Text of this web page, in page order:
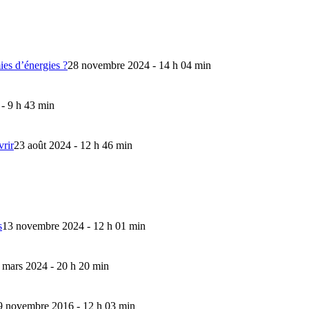
d’énergies ?28 novembre 2024 - 14 h 04 min
9 h 43 min
23 août 2024 - 12 h 46 min
13 novembre 2024 - 12 h 01 min
2024 - 20 h 20 min
novembre 2016 - 12 h 03 min